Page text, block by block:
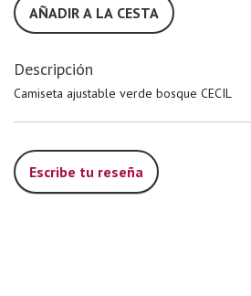
AÑADIR A LA CESTA
Descripción
Camiseta ajustable verde bosque CECIL
Escribe tu reseña